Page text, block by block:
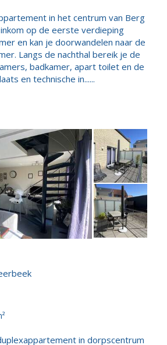
in het centrum van Berg
op de eerste verdieping
en kan je doorwandelen naar de
Langs de nachthal bereik je de
badkamer, apart toilet en de
en technische in......
in dorpscentrum